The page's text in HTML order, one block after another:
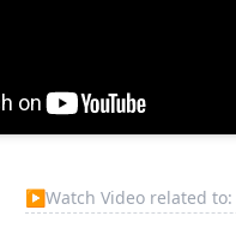
▶Watch Video related to: ក